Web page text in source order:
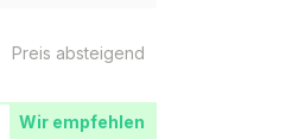
Preis absteigend
Wir empfehlen